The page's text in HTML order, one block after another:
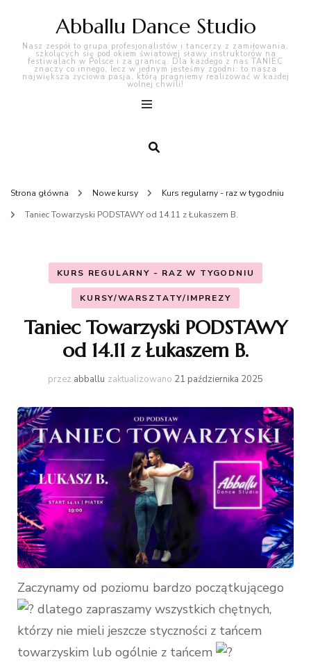
Abballu Dance Studio
Nasz zespół to grupa profesjonalistów i tancerzy z zamiłowania,
szkolących się pod okiem światowej sławy instruktorów na
festiwalach w Polsce i za granicą. Dla każdego z nas TANIEC
znaczy co innego, lecz w jednym jesteśmy zgodni: to nasza
największa życiowa pasja, którą pragniemy realizować w każdej
wolnej chwili!
Strona główna Nowe kursy
Kurs regularny - raz w tygodniu
Taniec Towarzyski PODSTAWY od 14.11 z Łukaszem B.
KURS REGULARNY - RAZ W TYGODNIU
KURSY/WARSZTATY/IMPREZY
Taniec Towarzyski PODSTAWY
od 14.11 z Łukaszem B.
przez abballu zaktualizowano 21 października 2025
Zaczynamy od poziomu bardzo początkującego
dlatego zapraszamy wszystkich chętnych,
którzy nie mieli jeszcze styczności z tańcem
towarzyskim lub ogólnie z tańcem